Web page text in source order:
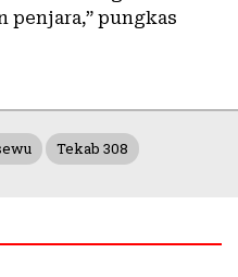
penjara,” pungkas
Tekab 308